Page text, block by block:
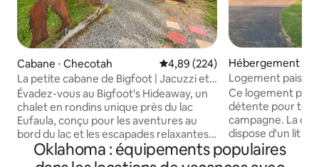
Cabane ⋅ Checotah Évaluation moyenne sur la
4,89 (224)
La petite cabane de Bigfoot | Jacuzzi et
barbecue + parking
Évadez-vous au Bigfoot's Hideaway, un
chalet en rondins unique près du lac
Eufaula, conçu pour les aventures au
bord du lac et les escapades relaxantes.
Profitez d'un jacuzzi privé, d'un foyer,
d'un barbecue, d'un emplacement pour
Hébergement ⋅
Logement
campagne avec
Ce logement
détente pour
campagne. La chambre principale
dispose d'un lit
et d'un placard
deuxième
Oklahoma : équipements populaires